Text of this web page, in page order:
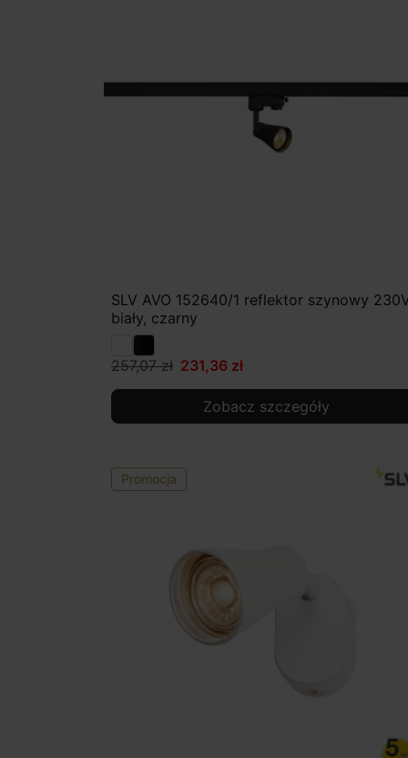
SLV AVO 152640/1 reflektor szynowy
biały, czarny
257,07 zł 231,36 zł
Zobacz szczegóły
Promocja